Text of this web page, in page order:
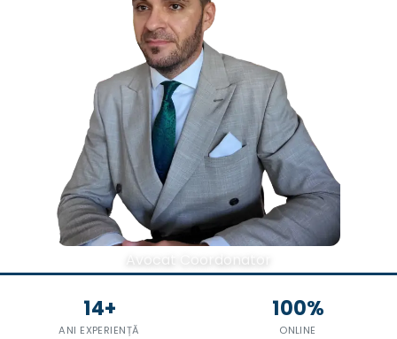
Avocat Coordonator
14+
ANI EXPERIENȚĂ
100%
ONLINE